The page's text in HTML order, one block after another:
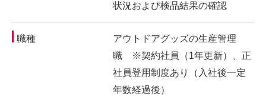
状況および検品結果の確認
職種
アウトドアグッズの生産管理
職 ※契約社員（1年更新）、正
社員登用制度あり（入社後一定
年数経過後）